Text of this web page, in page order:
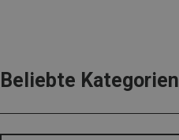
Beliebte Kategorien